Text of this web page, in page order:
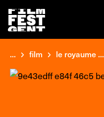
... film le royaume ...